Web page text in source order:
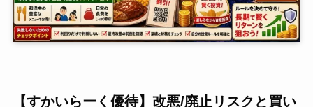
【すかいらーく優待】改悪/廃止リスクと買い